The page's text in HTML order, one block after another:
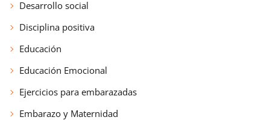
Desarrollo social
Disciplina positiva
Educación
Educación Emocional
Ejercicios para embarazadas
Embarazo y Maternidad